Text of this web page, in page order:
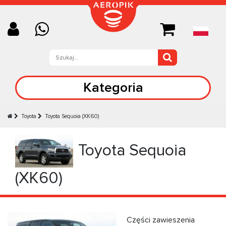
Kategoria
Toyota Toyota Sequoia (XK60)
Toyota Sequoia
(XK60)
Części zawieszenia